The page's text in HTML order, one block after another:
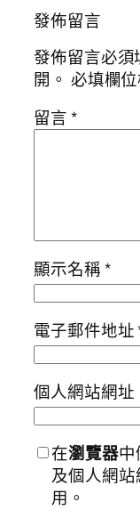
發佈留言
發佈留言必
開。 必填欄
留言*
顯示名稱*
電子郵件地址
個人網站網址
在瀏覽器中
及個人網
用。